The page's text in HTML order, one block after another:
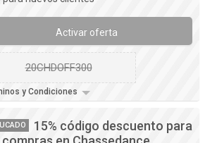
Activar oferta
20CHDOFF300
y Condiciones
15% código descuento para